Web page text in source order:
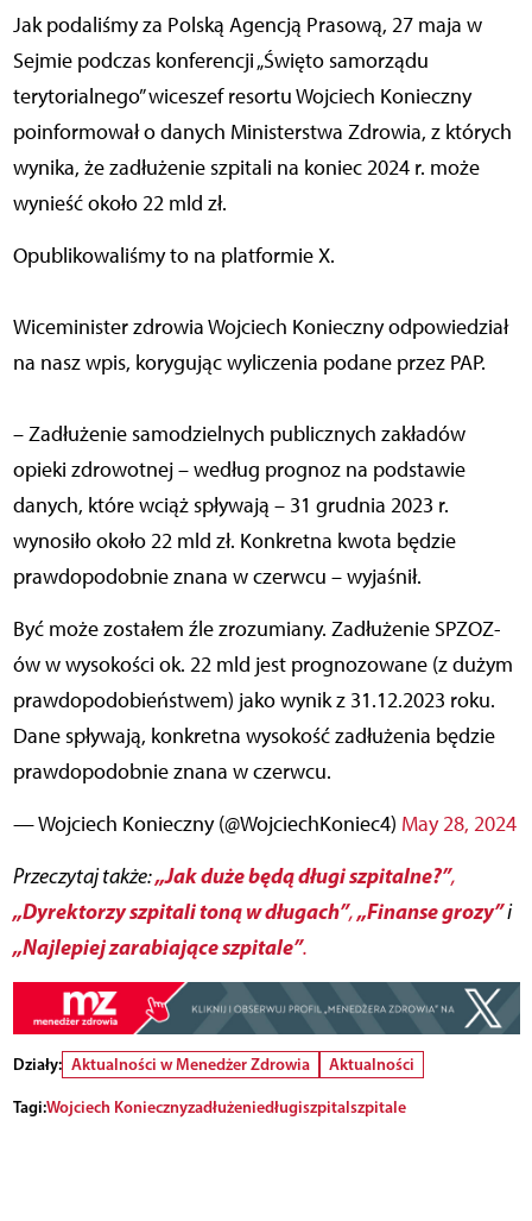
Jak podaliśmy za Polską Agencją Prasową, 27 maja w
Sejmie podczas konferencji „Święto samorządu
terytorialnego” wiceszef resortu Wojciech Konieczny
poinformował o danych Ministerstwa Zdrowia, z których
wynika, że zadłużenie szpitali na koniec 2024 r. może
wynieść około 22 mld zł.
Opublikowaliśmy to na platformie X.
Wiceminister zdrowia Wojciech Konieczny odpowiedział
na nasz wpis, korygując wyliczenia podane przez PAP.
– Zadłużenie samodzielnych publicznych zakładów
opieki zdrowotnej – według prognoz na podstawie
danych, które wciąż spływają – 31 grudnia 2023 r.
wynosiło około 22 mld zł. Konkretna kwota będzie
prawdopodobnie znana w czerwcu – wyjaśnił.
Być może zostałem źle zrozumiany. Zadłużenie SPZOZ-
ów w wysokości ok. 22 mld jest prognozowane (z dużym
prawdopodobieństwem) jako wynik z 31.12.2023 roku.
Dane spływają, konkretna wysokość zadłużenia będzie
prawdopodobnie znana w czerwcu.
— Wojciech Konieczny (@WojciechKoniec4) May 28, 2024
Przeczytaj także:„Jak duże będą długi szpitalne?”,
„Dyrektorzy szpitali toną w długach”,„Finanse grozy”i
„Najlepiej zarabiające szpitale”.
Działy: Aktualności w Menedżer Zdrowia
Aktualności
Tagi:Wojciech Koniecznyzadłużeniedługiszpitalszpitale